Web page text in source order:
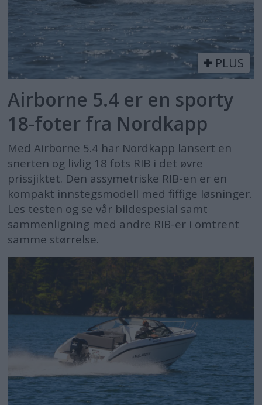
PLUS
Airborne 5.4 er en sporty
18-foter fra Nordkapp
Med Airborne 5.4 har Nordkapp lansert en
snerten og livlig 18 fots RIB i det øvre
prissjiktet. Den assymetriske RIB-en er en
kompakt innstegsmodell med fiffige løsninger.
Les testen og se vår bildespesial samt
sammenligning med andre RIB-er i omtrent
samme størrelse.